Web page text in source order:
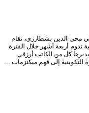
محي الدين بشطارزي، تقام
تدوم أربعة أشهر خلال الفترة
الممتدة من شهر فيفري إلى غاية شهر ماي 2018 يديرها كل من الكاتب أرزقي
التكوينية إلى فهم ميكنزمات …